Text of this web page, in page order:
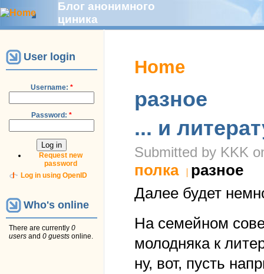
Блог анонимного
циника
User login
Username: *
Password: *
Request new
password
Log in using OpenID
Who's online
There are currently 0
users and 0 guests online.
Home
разное
... и
Submitted by KKK
полка разное
Далее будет
На семейном
молодняка к
ну, вот, пусть